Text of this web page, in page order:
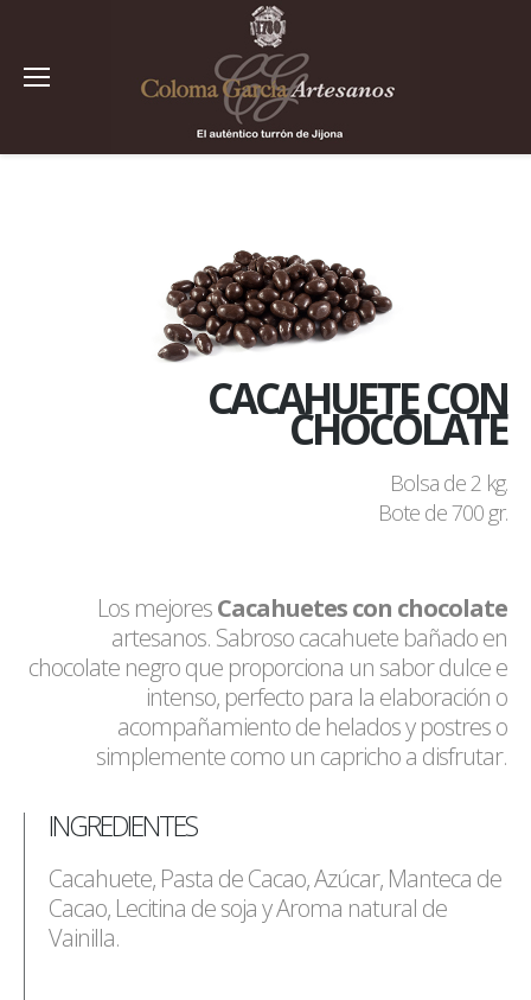
CACAHUETE CON
CHOCOLATE
Bolsa de 2 kg.
Bote de 700 gr.
Los mejoresCacahuetes con chocolate
artesanos. Sabroso cacahuete bañado en
chocolate negro que proporciona un sabor dulce e
intenso, perfecto para la elaboración o
acompañamiento de helados y postres o
simplemente como un capricho a disfrutar.
INGREDIENTES
Cacahuete, Pasta de Cacao, Azúcar, Manteca de
Cacao, Lecitina de soja y Aroma natural de
Vainilla.